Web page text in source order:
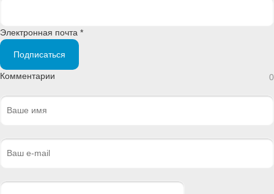
Электронная почта *
Подписаться
Комментарии 0